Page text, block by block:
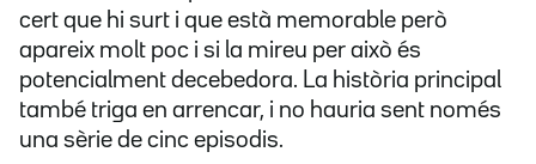
cert que hi surt i que està memorable però
apareix molt poc i si la mireu per això és
potencialment decebedora. La història principal
també triga en arrencar, i no hauria sent només
una sèrie de cinc episodis.